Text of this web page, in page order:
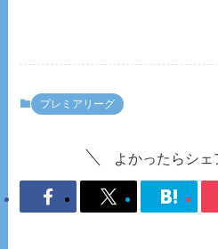
プレミアリーグ
よかったらシェ